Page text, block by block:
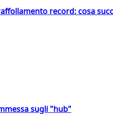
record: cosa
sugli "hub"